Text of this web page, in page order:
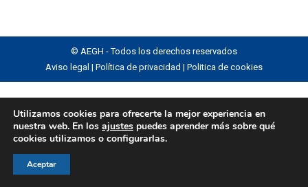
© AEGH - Todos los derechos reservados
Aviso legal | Política de privacidad | Politica de cookies
Utilizamos cookies para ofrecerte la mejor experiencia en
nuestra web. En los ajustes puedes aprender más sobre qué
cookies utilizamos o configurarlas.
Aceptar